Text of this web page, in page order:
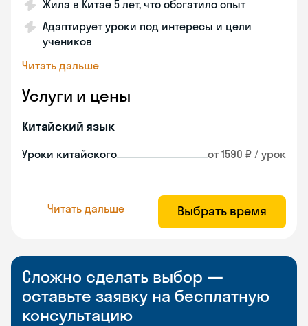
Жила в Китае 5 лет, что обогатило опыт
Адаптирует уроки под интересы и цели
учеников
Читать дальше
Услуги и цены
Китайский язык
Уроки китайского от 1590 ₽ / урок
Читать дальше Выбрать время
Сложно сделать выбор —
оставьте заявку на бесплатную
консультацию